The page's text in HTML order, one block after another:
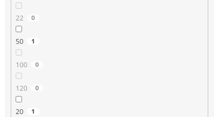
22 0
50 1
100 0
120 0
20 1